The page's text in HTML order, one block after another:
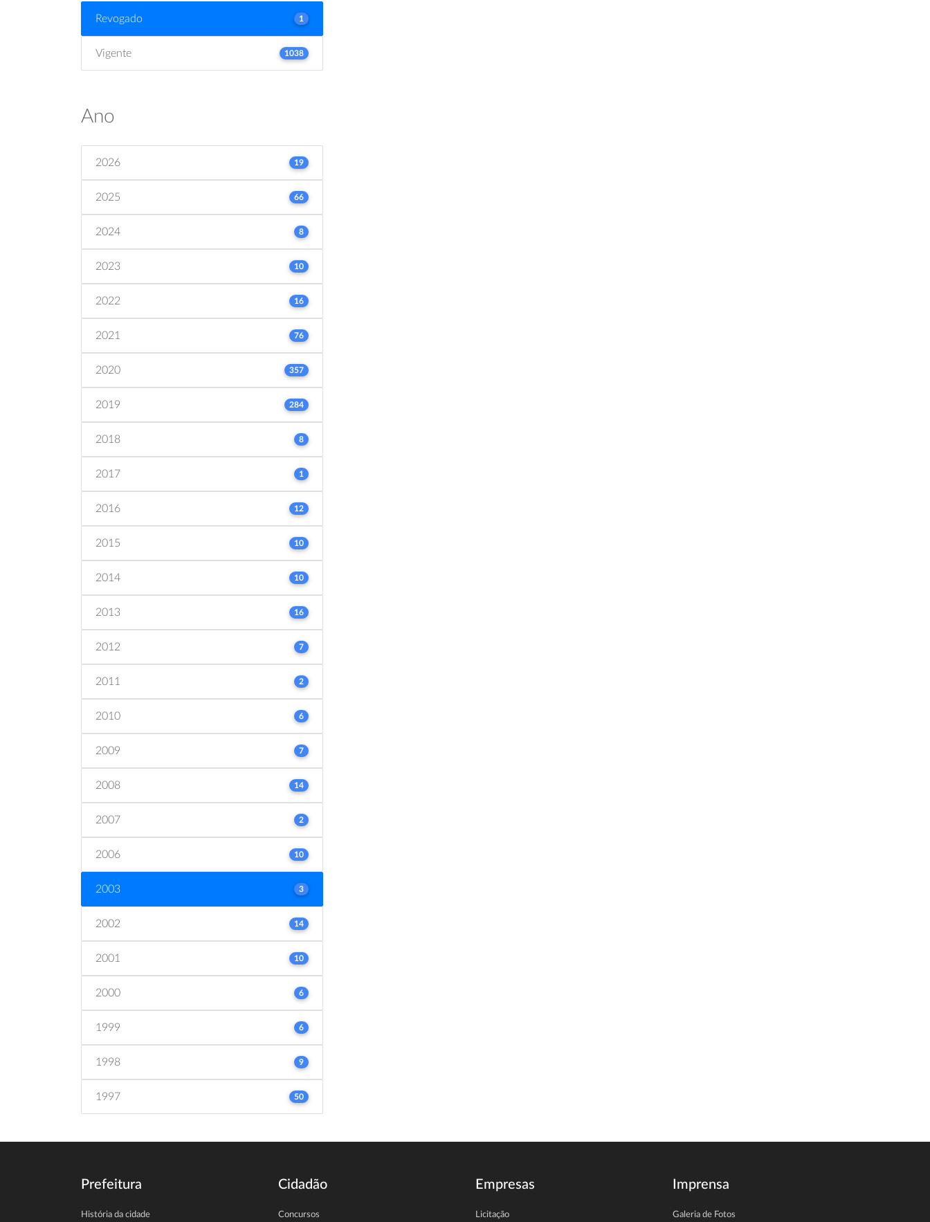
Revogado 1
Vigente 1038
Ano
2026 19
2025 66
2024 8
2023 10
2022 16
2021 76
2020 357
2019 284
2018 8
2017 1
2016 12
2015 10
2014 10
2013 16
2012 7
2011 2
2010 6
2009 7
2008 14
2007 2
2006 10
2003 3
2002 14
2001 10
2000 6
1999 6
1998 9
1997 50
Prefeitura
História da cidade
Cidadão
Concursos
Empresas
Licitação
Imprensa
Galeria de Fotos